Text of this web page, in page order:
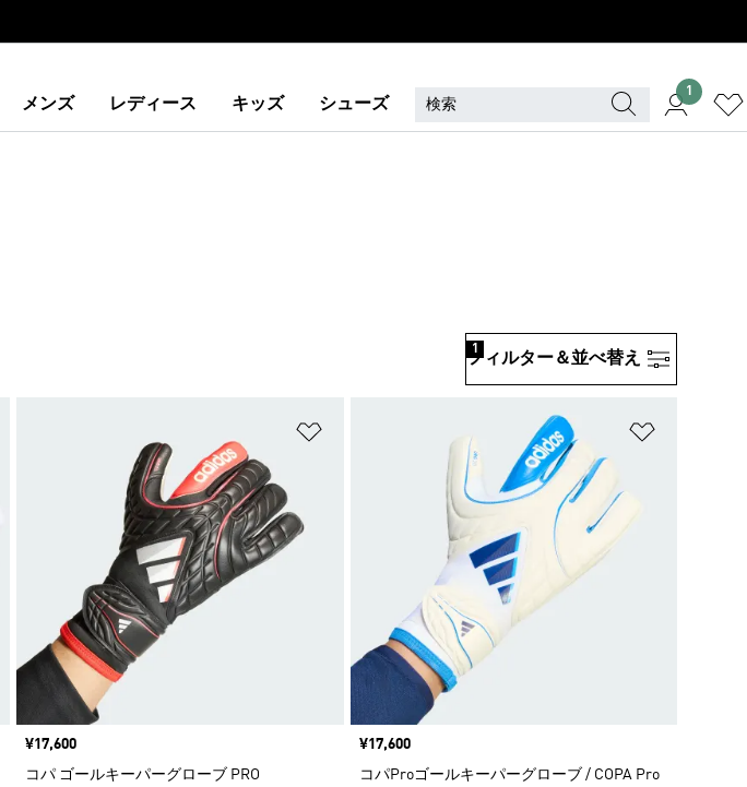
メンズ レディース キッズ シューズ
1
フィルター＆並べ替え
1
価格
¥17,600
コパ ゴールキーパーグローブ PRO
価格
¥17,600
コパProゴールキーパーグローブ / COPA Pro